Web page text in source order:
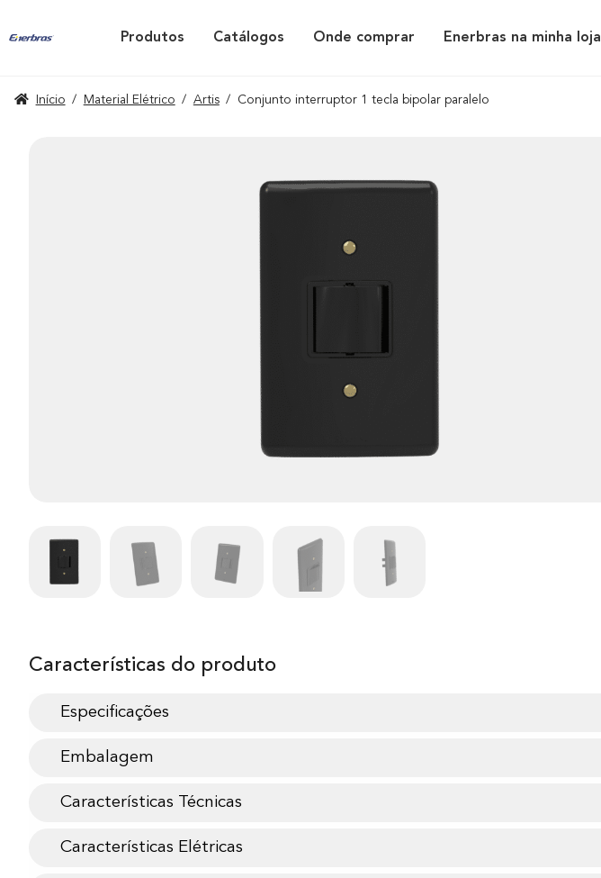
Produtos Catálogos Onde comprar Enerbras na minha loja
Início / Material Elétrico / Artis / Conjunto interruptor 1 tecla bipolar paralelo
Características do produto
Especificações
Embalagem
Características Técnicas
Características Elétricas